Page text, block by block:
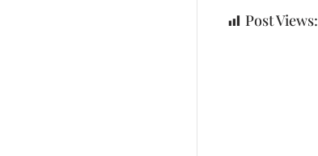
Post Views: